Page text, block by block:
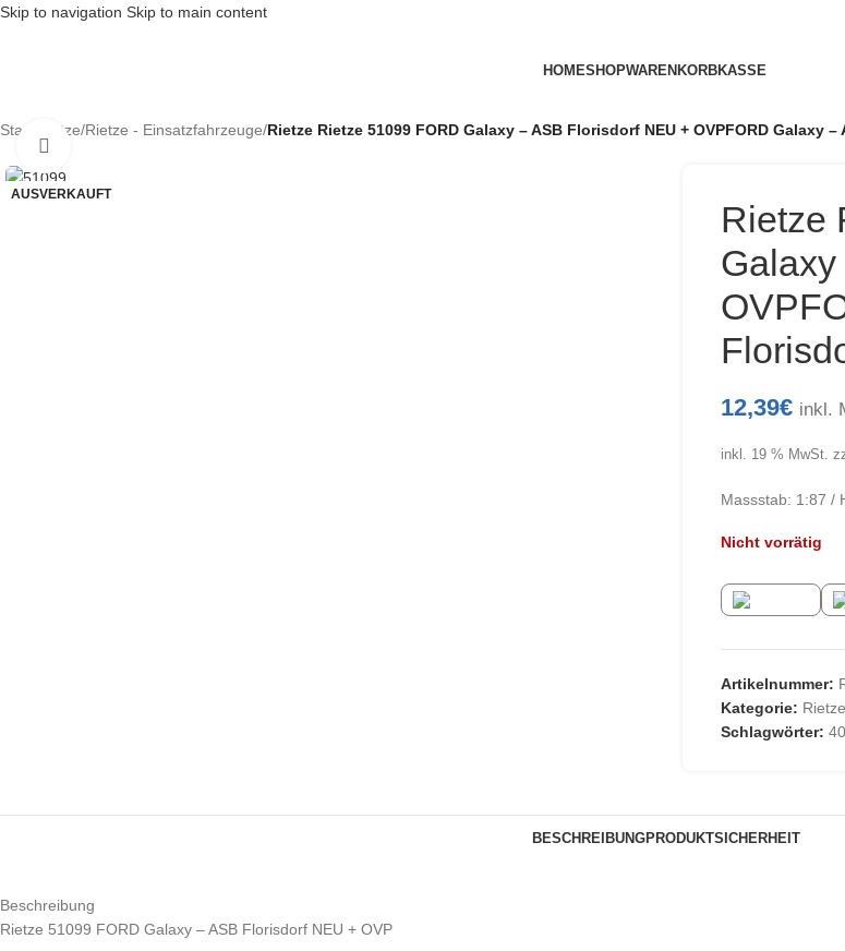
Skip to navigation Skip to main content
HOMESHOPWARENKORBKASSE
Start Rietze/Rietze - Einsatzfahrzeuge/Rietze Rietze 51099 FORD Galaxy – ASB Florisdorf NEU + OVPFORD Galaxy
AUSVERKAUFT
Rietze
12,39€ inkl.
inkl. 19 % MwSt.
Massstab: 1:87 /
Nicht vorrätig
Artikelnummer:
Kategorie:
Schlagwörter:
BESCHREIBUNGPRODUKTSICHERHEIT
Beschreibung
Rietze 51099 FORD Galaxy – ASB Florisdorf NEU + OVP